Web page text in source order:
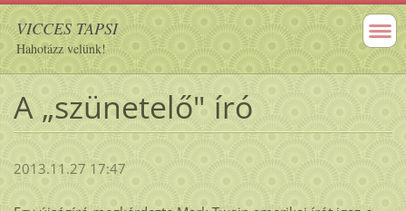
VICCES TAPSI
Hahotázz velünk!
A „szünetelő" író
2013.11.27 17:47